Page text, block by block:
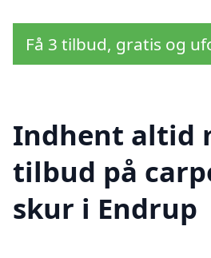
Få 3 tilbud, gratis og
Indhent altid
tilbud på
skur i Endrup